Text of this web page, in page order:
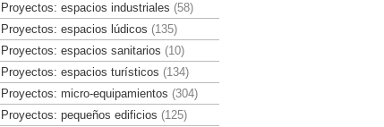
Proyectos: espacios industriales (58)
Proyectos: espacios lúdicos (135)
Proyectos: espacios sanitarios (10)
Proyectos: espacios turísticos (134)
Proyectos: micro-equipamientos (304)
Proyectos: pequeños edificios (125)